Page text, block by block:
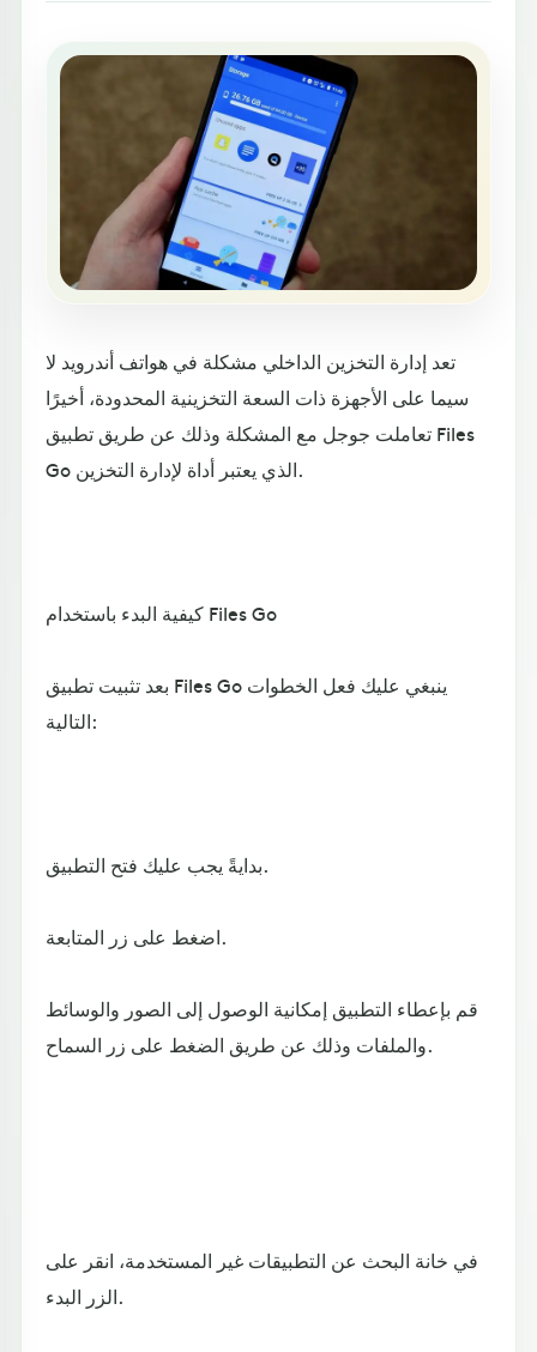
تعد إدارة التخزين الداخلي مشكلة في هواتف أندرويد لا
سيما على الأجهزة ذات السعة التخزينية المحدودة، أخيرًا
تعاملت جوجل مع المشكلة وذلك عن طريق تطبيق Files
Go الذي يعتبر أداة لإدارة التخزين.
كيفية البدء باستخدام Files Go
بعد تثبيت تطبيق Files Go ينبغي عليك فعل الخطوات
التالية:
بدايةً يجب عليك فتح التطبيق.
اضغط على زر المتابعة.
قم بإعطاء التطبيق إمكانية الوصول إلى الصور والوسائط
والملفات وذلك عن طريق الضغط على زر السماح.
في خانة البحث عن التطبيقات غير المستخدمة، انقر على
الزر البدء.